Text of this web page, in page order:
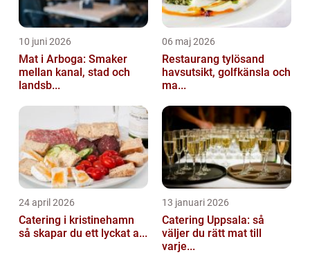
10 juni 2026
Mat i Arboga: Smaker
mellan kanal, stad och
landsb...
06 maj 2026
Restaurang tylösand
havsutsikt, golfkänsla och
ma...
24 april 2026
Catering i kristinehamn
så skapar du ett lyckat a...
13 januari 2026
Catering Uppsala: så
väljer du rätt mat till
varje...